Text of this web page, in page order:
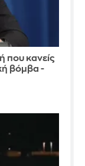
που κανείς
βόμβα -